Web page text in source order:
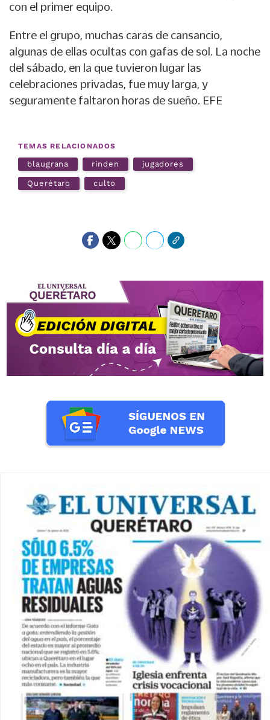
con el primer equipo.
Entre el grupo, muchas caras de cansancio,
algunas de ellas ocultas con gafas de sol. La noche
del sábado, en la que tuvieron lugar las
celebraciones privadas, fue muy larga, y
seguramente faltaron horas de sueño. EFE
TEMAS RELACIONADOS
blaugrana rinden jugadores
Querétaro culto